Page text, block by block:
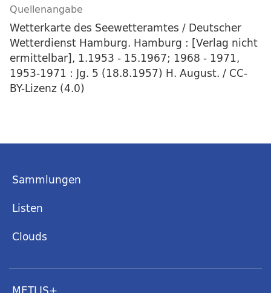
Quellenangabe
Wetterkarte des Seewetteramtes / Deutscher
Wetterdienst Hamburg. Hamburg : [Verlag nicht
ermittelbar], 1.1953 - 15.1967; 1968 - 1971,
1953-1971 : Jg. 5 (18.8.1957) H. August. / CC-
BY-Lizenz (4.0)
Sammlungen
Listen
Clouds